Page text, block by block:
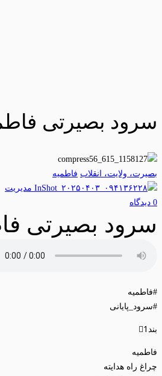
سرود بصیرتی
بصیرت، ولایت، انقلاب فاطمیه
مدیریت
0 دیدگاه‌
سرود بصیرتی
#فاطمیه
#سرود_پایانی
بند1⃣
فاطمیه
چراغ راه هدایته